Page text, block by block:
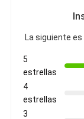
La siguiente
5
estrellas
4
estrellas
3